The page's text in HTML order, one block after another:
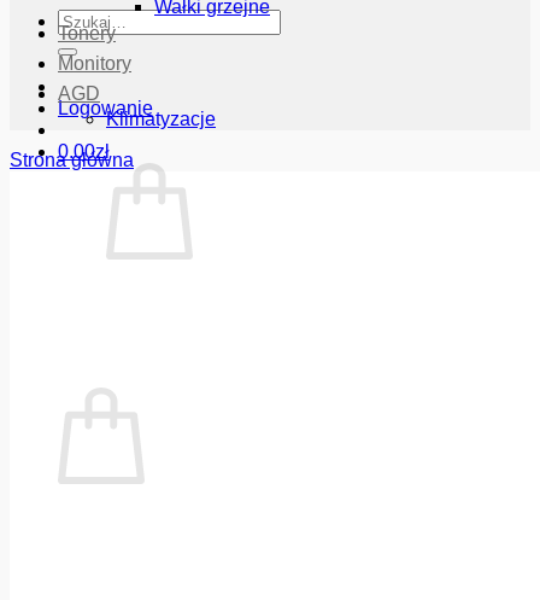
Szukaj:
Logowanie
0.00zł
Wałki grzejne
Tonery
Monitory
AGD
Klimatyzacje
Strona główna